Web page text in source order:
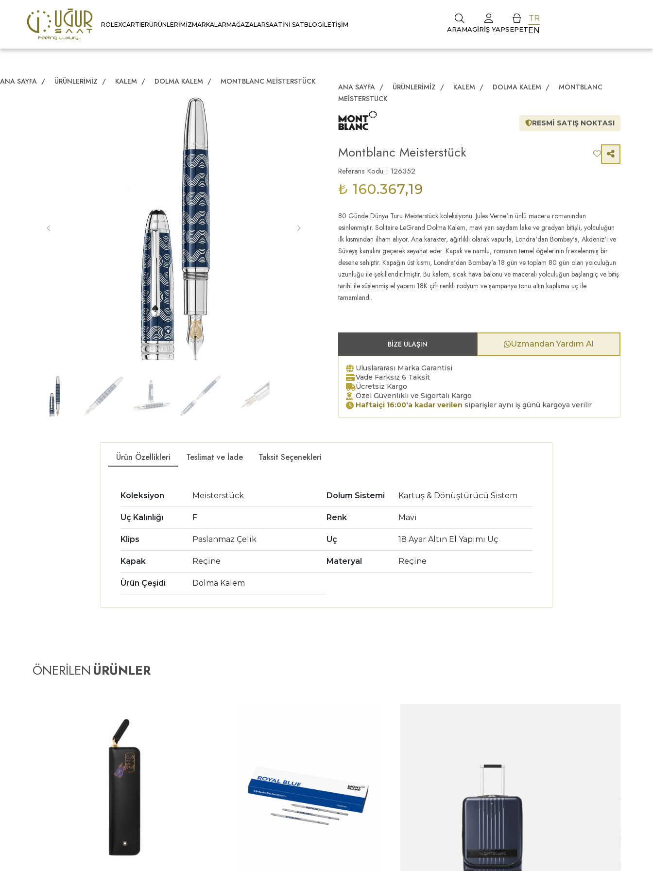
ROLEXCARTIERÜRÜNLERIMIZMARKALARMAĞAZALARSAATINI SATBLOGİLETIŞIM
ARAMAGIRIŞ YAPSEPET
TR
EN
ANA SAYFA / ÜRÜNLERIMIZ / KALEM / DOLMA KALEM / MONTBLANC MEISTERSTÜCK
ANA SAYFA / ÜRÜNLERIMIZ / KALEM / DOLMA KALEM /
MONTBLANC
MEISTERSTÜCK
RESMİ SATIŞ NOKTASI
Montblanc Meisterstück
Referans Kodu : 126352
₺ 160.367,19
80 Günde Dünya Turu Meisterstück koleksiyonu. Jules Verne'in ünlü macera romanından
esinlenmiştir. Solitaire LeGrand Dolma Kalem, mavi yarı saydam lake ve gradyan bitişli, yolculuğun
ilk kısmından ilham alıyor. Ana karakter, ağırlıklı olarak vapurla, Londra'dan Bombay'a, Akdeniz'i ve
Süveyş kanalını geçerek seyahat eder. Kapak ve namlu, romanın temel öğelerinin frezelenmiş bir
desene sahiptir. Kapağın üst kısmı, Londra'dan Bombay'a 18 gün ve toplam 80 gün olan yolculuğun
uzunluğu ile şekillendirilmiştir. Bu kalem, sıcak hava balonu ve maceralı yolculuğun başlangıç ​​ve bitiş
tarihi ile süslenmiş el yapımı 18K çift renkli rodyum ve şampanya tonu altın kaplama uç ile
tamamlandı.
BIZE ULAŞIN Uzmandan Yardım Al
Uluslararası Marka Garantisi
Vade Farksız 6 Taksit
Ücretsiz Kargo
Özel Güvenlikli ve Sigortalı Kargo
Haftaiçi 16:00'a kadar verilen siparişler aynı iş günü kargoya verilir
Ürün Özellikleri Teslimat ve İade Taksit Seçenekleri
Koleksiyon Meisterstück Dolum Sistemi Kartuş & Dönüştürücü Sistem
Uç Kalınlığı F Renk Mavi
Klips Paslanmaz Çelik Uç 18 Ayar Altın El Yapımı Uç
Kapak Reçine Materyal Reçine
Ürün Çeşidi Dolma Kalem
ÖNERİLEN ÜRÜNLER